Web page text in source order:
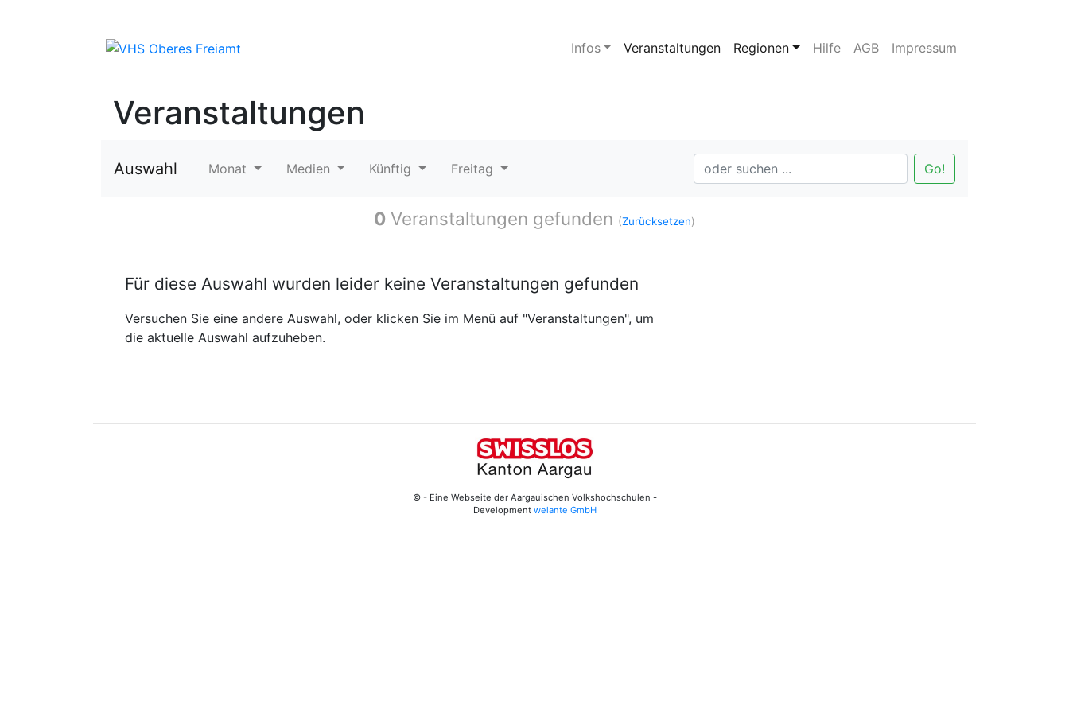
Infos Veranstaltungen Regionen Hilfe AGB Impressum
Veranstaltungen
Auswahl Monat Medien Künftig Freitag Go!
0 Veranstaltungen gefunden (Zurücksetzen)
Für diese Auswahl wurden leider keine Veranstaltungen gefunden
Versuchen Sie eine andere Auswahl, oder klicken Sie im Menü auf "Veranstaltungen", um
die aktuelle Auswahl aufzuheben.
© - Eine Webseite der Aargauischen Volkshochschulen -
Development welante GmbH